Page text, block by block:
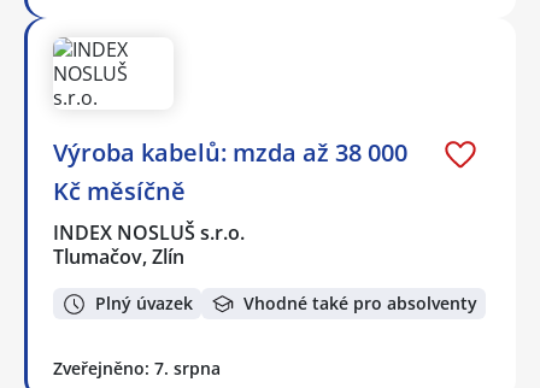
Výroba kabelů: mzda až 38 000
Kč měsíčně
INDEX NOSLUŠ s.r.o.
Tlumačov, Zlín
Plný úvazek Vhodné také pro absolventy
Zveřejněno: 7. srpna